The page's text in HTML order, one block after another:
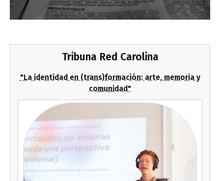
Tribuna Red Carolina
"La identidad en (trans)formación: arte, memoria y
comunidad"